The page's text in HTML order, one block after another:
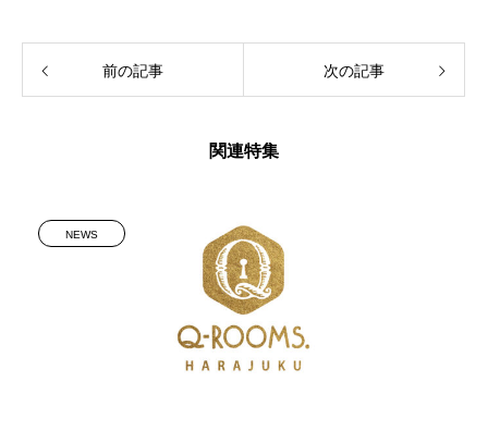
前の記事 次の記事
関連特集
NEWS